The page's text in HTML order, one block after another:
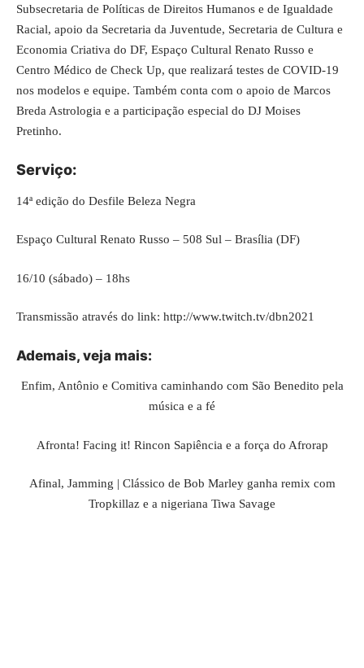
Subsecretaria de Políticas de Direitos Humanos e de Igualdade
Racial, apoio da Secretaria da Juventude, Secretaria de Cultura e
Economia Criativa do DF, Espaço Cultural Renato Russo e
Centro Médico de Check Up, que realizará testes de COVID-19
nos modelos e equipe. Também conta com o apoio de Marcos
Breda Astrologia e a participação especial do DJ Moises
Pretinho.
Serviço:
14ª edição do Desfile Beleza Negra
Espaço Cultural Renato Russo – 508 Sul – Brasília (DF)
16/10 (sábado) – 18hs
Transmissão através do link: http://www.twitch.tv/dbn2021
Ademais, veja mais:
Enfim, Antônio e Comitiva caminhando com São Benedito pela
música e a fé
Afronta! Facing it! Rincon Sapiência e a força do Afrorap
Afinal, Jamming | Clássico de Bob Marley ganha remix com
Tropkillaz e a nigeriana Tiwa Savage